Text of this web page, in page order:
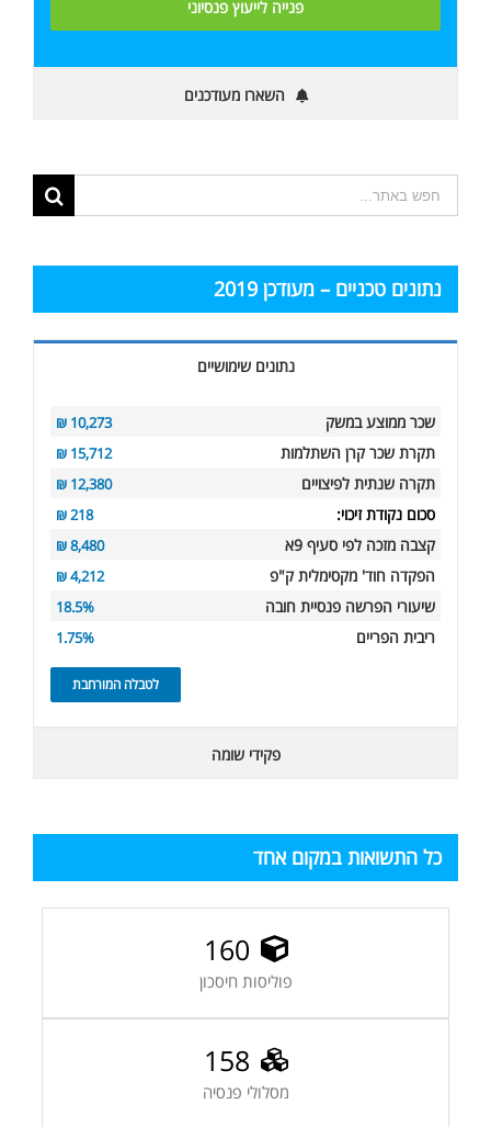
השארו מעודכנים
תוצאות
החיפוש
נתונים טכניים – מעודכן 2019
נתונים שימושיים
שכר ממוצע במשק 10,273 ₪
תקרת שכר קרן השתלמות 15,712 ₪
תקרה שנתית לפיצויים 12,380 ₪
סכום נקודת זיכוי: 218 ₪
קצבה מזכה לפי סעיף 9א 8,480 ₪
הפקדה חוד' מקסימלית ק"פ 4,212 ₪
שיעורי הפרשה פנסיית חובה 18.5%
ריבית הפריים 1.75%
לטבלה המורחבת
פקידי שומה
כל התשואות במקום אחד
160
פוליסות חיסכון
158
מסלולי פנסיה